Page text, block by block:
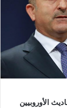
الأوروبيين